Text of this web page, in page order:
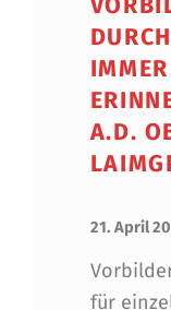
A.D.
21. April
für